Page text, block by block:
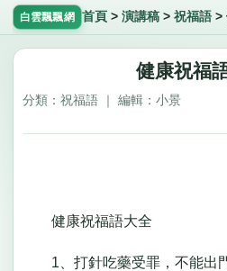
白雲飄飄網 首頁 > 演講稿> 祝福語>
健康祝福
分類：祝福語 ｜ 編輯：小景
健康祝福語大全
1、打針吃藥受罪，不能出門